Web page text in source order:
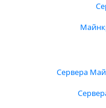
Сервера